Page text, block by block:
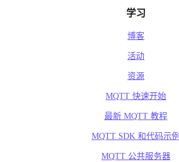
学习
博客
活动
资源
MQTT 快速开始
最新 MQTT 教程
MQTT SDK 和代码示例
MQTT 公共服务器